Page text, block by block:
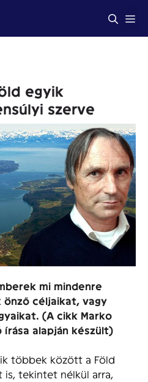
egyik
szerve
mi mindenre
céljaikat, vagy
(A cikk Marko
alapján készült)
többek között a Föld
is, tekintet nélkül arra,